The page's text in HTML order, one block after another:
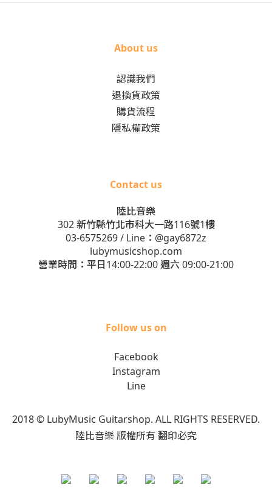
About us
認識我們
退換貨政策
購貨流程
隱私權政策
Contact us
陸比音樂
302 新竹縣竹北市科大一路116號1樓
03-6575269/ Line： @gay6872z
lubymusicshop.com
營業時間：平日14:00-22:00 週六 09:00-21:00
Follow us on
Facebook
Instagram
Line
2018 © LubyMusic Guitarshop. ALL RIGHTS RESERVED.
陸比音樂 版權所有 翻印必究